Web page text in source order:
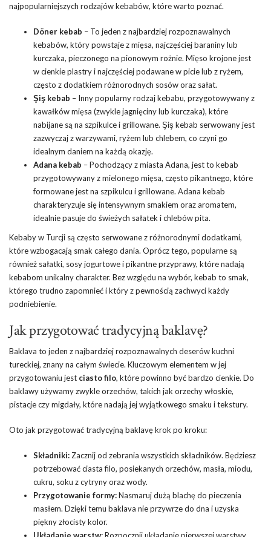
najpopularniejszych rodzajów kebabów, które warto poznać.
Döner kebab – To jeden z najbardziej rozpoznawalnych
kebabów, który powstaje z mięsa, najczęściej baraniny lub
kurczaka, pieczonego na pionowym rożnie. Mięso krojone jest
w cienkie plastry i najczęściej podawane w picie lub z ryżem,
często z dodatkiem różnorodnych sosów oraz sałat.
Şiş kebab – Inny popularny rodzaj kebabu, przygotowywany z
kawałków mięsa (zwykle jagnięciny lub kurczaka), które
nabijane są na szpikulce i grillowane. Şiş kebab serwowany jest
zazwyczaj z warzywami, ryżem lub chlebem, co czyni go
idealnym daniem na każdą okazję.
Adana kebab – Pochodzący z miasta Adana, jest to kebab
przygotowywany z mielonego mięsa, często pikantnego, które
formowane jest na szpikulcu i grillowane. Adana kebab
charakteryzuje się intensywnym smakiem oraz aromatem,
idealnie pasuje do świeżych sałatek i chlebów pita.
Kebaby w Turcji są często serwowane z różnorodnymi dodatkami,
które wzbogacają smak całego dania. Oprócz tego, popularne są
również sałatki, sosy jogurtowe i pikantne przyprawy, które nadają
kebabom unikalny charakter. Bez względu na wybór, kebab to smak,
którego trudno zapomnieć i który z pewnością zachwyci każdy
podniebienie.
Jak przygotować tradycyjną baklavę?
Baklava to jeden z najbardziej rozpoznawalnych deserów kuchni
tureckiej, znany na całym świecie. Kluczowym elementem w jej
przygotowaniu jest ciasto filo, które powinno być bardzo cienkie. Do
baklawy używamy zwykle orzechów, takich jak orzechy włoskie,
pistacje czy migdały, które nadają jej wyjątkowego smaku i tekstury.
Oto jak przygotować tradycyjną baklavę krok po kroku:
Składniki: Zacznij od zebrania wszystkich składników. Będziesz
potrzebować ciasta filo, posiekanych orzechów, masła, miodu,
cukru, soku z cytryny oraz wody.
Przygotowanie formy:Nasmaruj dużą blachę do pieczenia
masłem. Dzięki temu baklava nie przywrze do dna i uzyska
piękny złocisty kolor.